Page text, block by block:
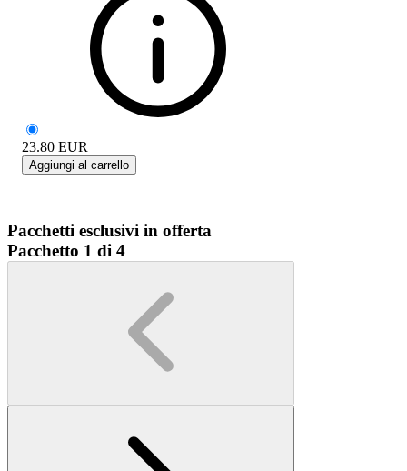
23.80 EUR
Aggiungi al carrello
Pacchetti esclusivi in offerta
Pacchetto 1 di 4